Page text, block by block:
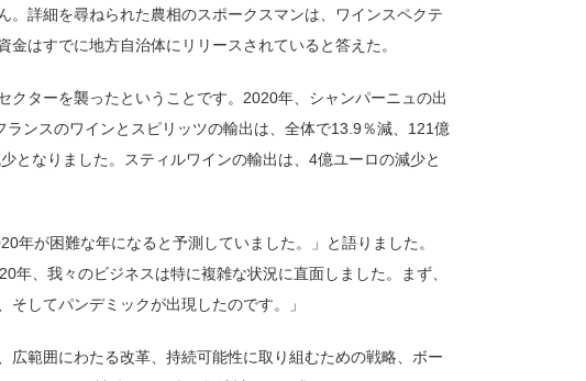
詳細を尋ねられた農相のスポークスマンは、ワインスペクテ
はすでに地方自治体にリリースされていると答えた。
クターを襲ったということです。2020年、シャンパーニュの出
ンスのワインとスピリッツの輸出は、全体で13.9％減、121億
となりました。スティルワインの輸出は、4億ユーロの減少と
年が困難な年になると予測していました。」と語りました。
年、我々のビジネスは特に複雑な状況に直面しました。まず、
してパンデミックが出現したのです。」
広範囲にわたる改革、持続可能性に取り組むための戦略、ボー